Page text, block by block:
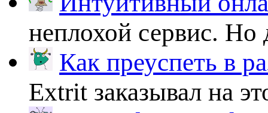
неплохой сервис.
Как преуспеть в
Extrit заказывал на